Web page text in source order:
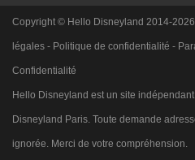
Copyright © Hello Disneyland 2014-
légales - Politique de confidentialité -
Confidentialité
Hello Disneyland est un site
Disneyland Paris. Toute demande
ignorée. Merci de votre compréhension.